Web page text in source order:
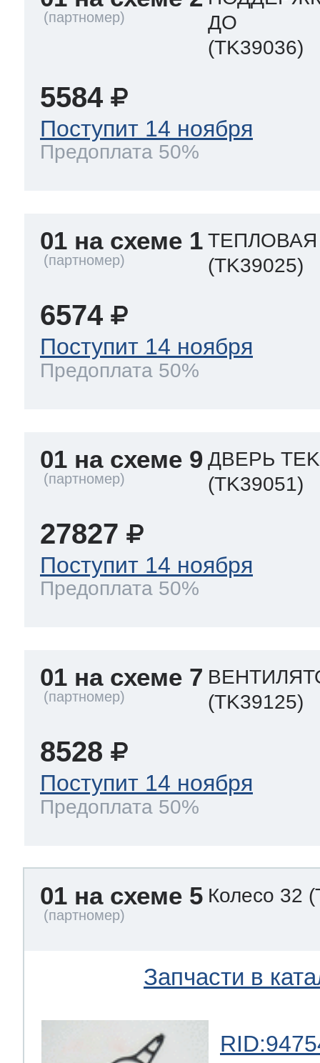
ДО
(TK39036)
5584
Поступит 14 ноября
Предоплата 50%
01 на схеме 1
(TK39025)
6574
Поступит 14 ноября
Предоплата 50%
01 на схеме 9 ДВЕРЬ
(TK39051)
27827
Поступит 14 ноября
Предоплата 50%
01 на схеме 7
(TK39125)
8528
Поступит 14 ноября
Предоплата 50%
01 на схеме 5 Колесо 32
Запчасти в